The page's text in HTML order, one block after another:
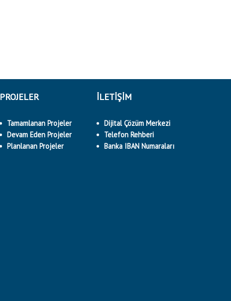
PROJELER
Tamamlanan Projeler
Devam Eden Projeler
Planlanan Projeler
İLETİŞİM
Dijital Çözüm Merkezi
Telefon Rehberi
Banka IBAN Numaraları